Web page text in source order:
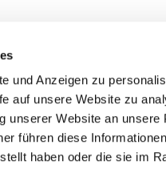
und Anzeigen zu
auf unsere Website zu
unserer Website an
führen diese
haben oder die sie im